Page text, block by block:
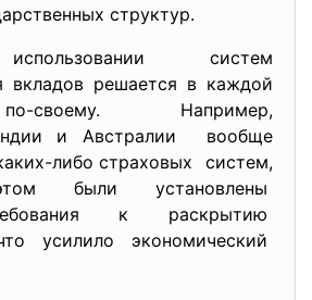
структур.
систем
вкладов решается в каждой
своему. Например,
и Австралии вообще
либо страховых систем,
были установлены
к раскрытию
усилило экономический